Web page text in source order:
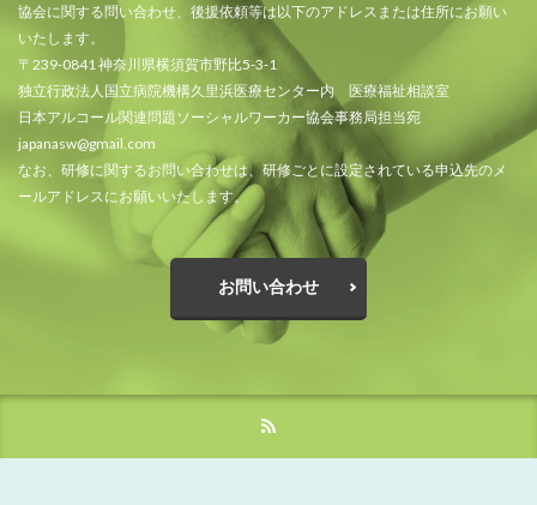
協会に関する問い合わせ、後援依頼等は以下のアドレスまたは住所にお願い
いたします。
〒239-0841 神奈川県横須賀市野比5-3-1
独立行政法人国立病院機構久里浜医療センター内 医療福祉相談室
日本アルコール関連問題ソーシャルワーカー協会事務局担当宛
japanasw@gmail.com
なお、研修に関するお問い合わせは、研修ごとに設定されている申込先のメ
ールアドレスにお願いいたします。
お問い合わせ